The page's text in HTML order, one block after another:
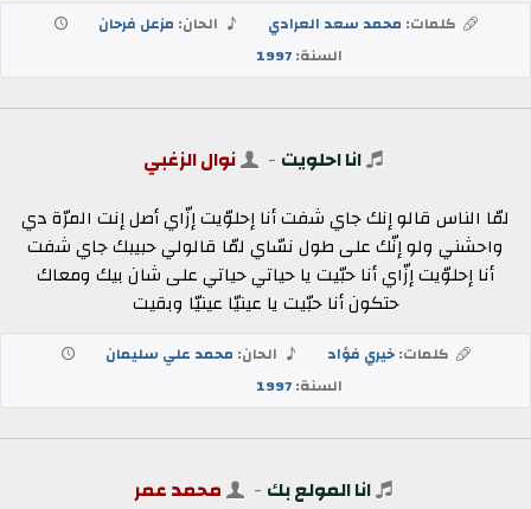
كلمات: محمد سعد العرادي الحان: مزعل فرحان
السنة:1997
انا احلويت - نوال الزغبي
لمّا الناس قالو إنك جاي شفت أنا إحلوّيت إزّاي أصل إنت المرّة دي
واحشني ولو إنّك على طول نسّاي لمّا قالولي حبيبك جاي شفت
أنا إحلوّيت إزّاي أنا حبّيت يا حياتي حياتي على شان بيك ومعاك
حتكون أنا حبّيت يا عينيّا عينيّا وبقيت
كلمات:خيري فؤاد الحان: محمد علي سليمان
السنة:1997
انا المولع بك - محمد عمر